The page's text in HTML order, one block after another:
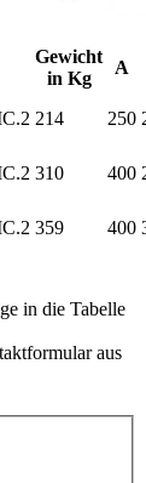
Gewicht
in Kg
A
214 250
310 400
359 400
in die Tabelle
aus